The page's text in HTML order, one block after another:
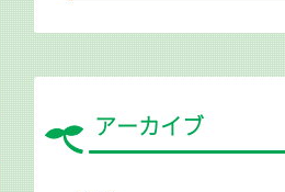
アーカイブ